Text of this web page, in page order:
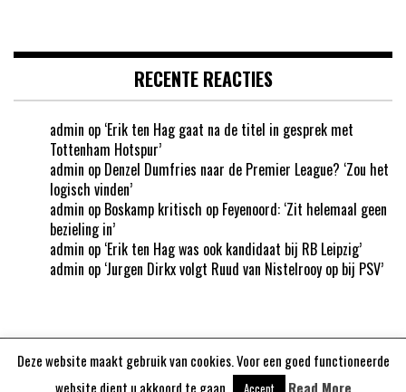
RECENTE REACTIES
admin op ‘Erik ten Hag gaat na de titel in gesprek met
Tottenham Hotspur’
admin op Denzel Dumfries naar de Premier League? ‘Zou het
logisch vinden’
admin op Boskamp kritisch op Feyenoord: ‘Zit helemaal geen
bezieling in’
admin op ‘Erik ten Hag was ook kandidaat bij RB Leipzig’
admin op ‘Jurgen Dirkx volgt Ruud van Nistelrooy op bij PSV’
Aangedreven doorWordPress
Deze website maakt gebruik van cookies. Voor een goed functioneerde
website dient u akkoord te gaan.
Accept Read More